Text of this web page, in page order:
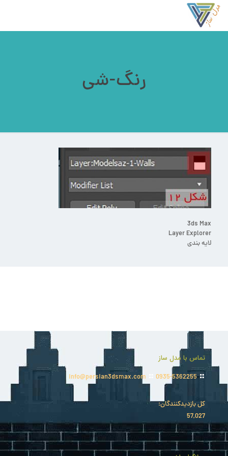
رنگ-شی
3ds Max
Layer Explorer
لایه بندی
تماس با مدل ساز
0935-5362255
کل بازدیدکنند‌گان:
57,027